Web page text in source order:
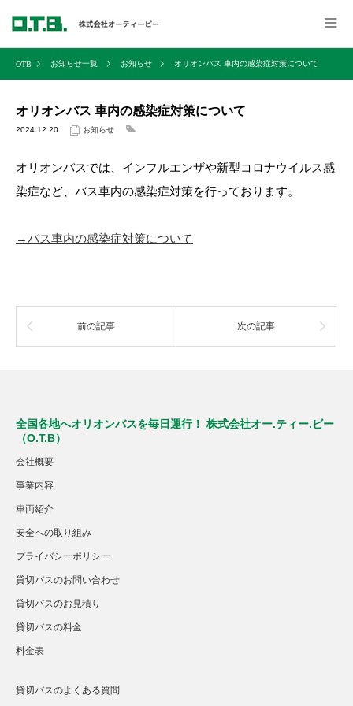
お知らせ一覧 お知らせ オリオンバス 車内の感染症対策について
オリオンバス 車内の感染症対策について
2024.12.20 お知らせ
オリオンバスでは、インフルエンザや新型コロナウイルス感
染症など、バス車内の感染症対策を行っております。
→バス車内の感染症対策について
前の記事 次の記事
全国各地へオリオンバスを毎日運行！ 株式会社オー.ティー.ビー
（O.T.B）
会社概要
事業内容
車両紹介
安全への取り組み
プライバシーポリシー
貸切バスのお問い合わせ
貸切バスのお見積り
貸切バスの料金
料金表
貸切バスのよくある質問